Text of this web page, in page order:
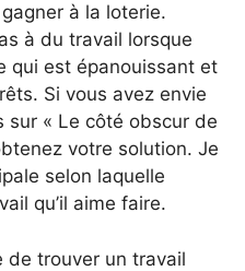
à la loterie.
à du travail lorsque
qui est épanouissant et
Si vous avez envie
« Le côté obscur de
votre solution. Je
selon laquelle
qu’il aime faire.
de trouver un travail